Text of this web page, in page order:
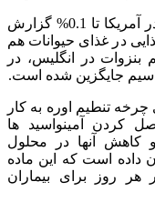
غلظت بنزوات سدیم به عنوان نگهدارنده در آمریکا تا 0.1% گزارش
در غذای حیوانات هم
در انگلیس، در
جایگزین شده است.
تنطیم اوره به کار
کردن آمینواسید ها
و کاهش آنها در محلول
داده است که این ماده
مصرف 1 گرم در هر روز برای بیماران